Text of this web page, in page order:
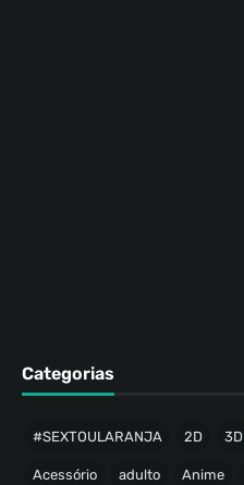
Categorias
#SEXTOULARANJA 2D 3D
Acessório adulto Anime